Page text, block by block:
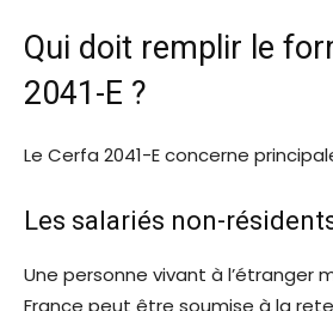
Qui doit remplir le
2041-E ?
Le Cerfa 2041-E concerne
Les salariés non-
Une personne vivant à l’étranger
France peut être soumise à la